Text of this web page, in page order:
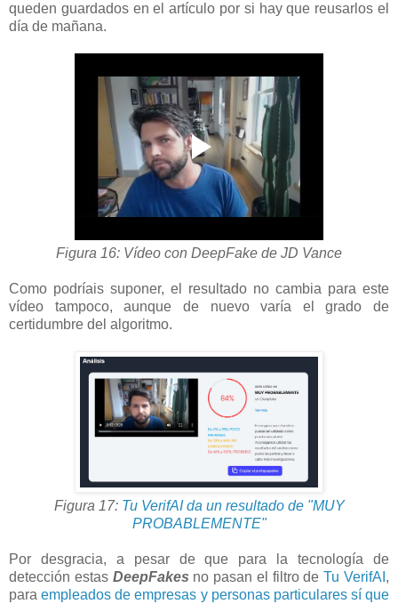
queden guardados en el artículo por si hay que reusarlos el
día de mañana.
Figura 16: Vídeo con DeepFake de JD Vance
Como podríais suponer, el resultado no cambia para este
vídeo tampoco, aunque de nuevo varía el grado de
certidumbre del algoritmo.
Figura 17: Tu VerifAI da un resultado de "MUY
PROBABLEMENTE"
Por desgracia, a pesar de que para la tecnología de
detección estas DeepFakes no pasan el filtro deTu VerifAI ,
paraempleados de empresas y personas particulares sí que